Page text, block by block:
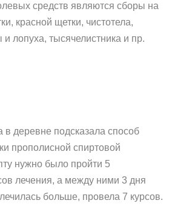
средств являются сборы на
красной щетки, чистотела,
лопуха, тысячелистника и пр.
в деревне подсказала способ
прополисной спиртовой
нужно было пройти 5
лечения, а между ними 3 дня
больше, провела 7 курсов.